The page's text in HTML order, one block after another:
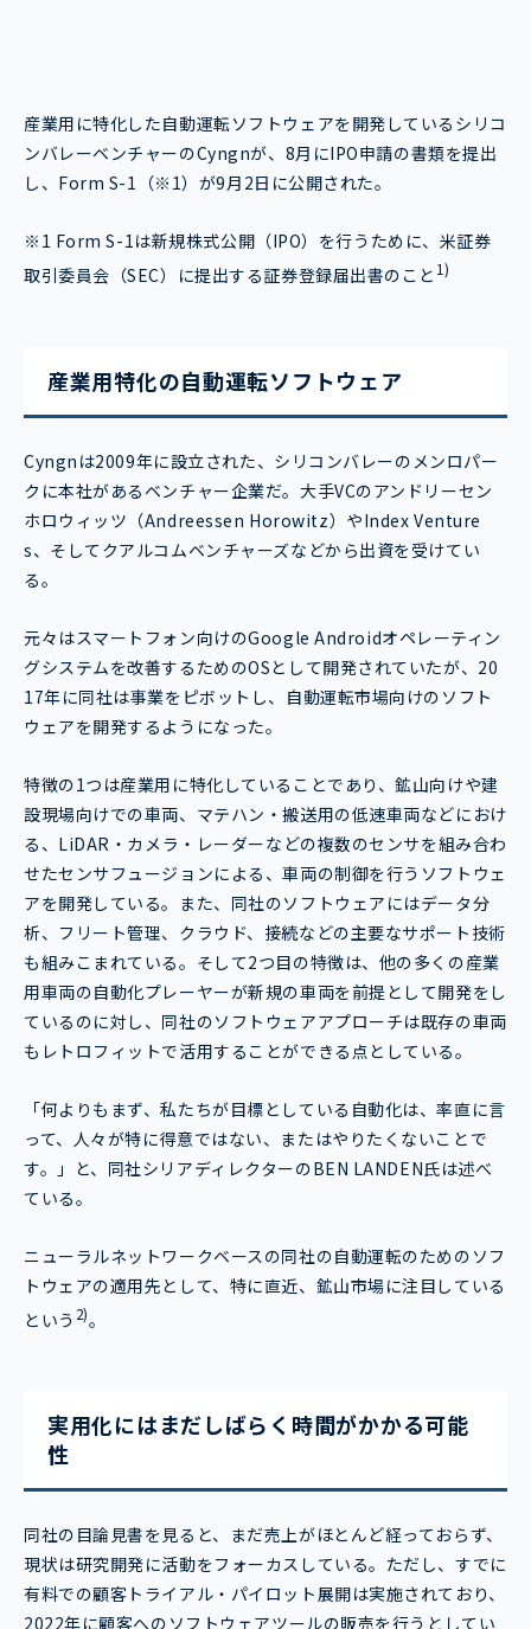
産業用に特化した自動運転ソフトウェアを開発しているシリコ
ンバレーベンチャーのCyngnが、8月にIPO申請の書類を提出
し、Form S-1（※1）が9月2日に公開された。
※1 Form S-1は新規株式公開（IPO）を行うために、米証券
取引委員会（SEC）に提出する証券登録届出書のこと 1)
産業用特化の自動運転ソフトウェア
Cyngnは2009年に設立された、シリコンバレーのメンロパー
クに本社があるベンチャー企業だ。大手VCのアンドリーセン
ホロウィッツ（Andreessen Horowitz）やIndex Venture
s、そしてクアルコムベンチャーズなどから出資を受けてい
る。
元々はスマートフォン向けのGoogle Androidオペレーティン
グシステムを改善するためのOSとして開発されていたが、20
17年に同社は事業をピボットし、自動運転市場向けのソフト
ウェアを開発するようになった。
特徴の1つは産業用に特化していることであり、鉱山向けや建
設現場向けでの車両、マテハン・搬送用の低速車両などにおけ
る、LiDAR・カメラ・レーダーなどの複数のセンサを組み合わ
せたセンサフュージョンによる、車両の制御を行うソフトウェ
アを開発している。また、同社のソフトウェアにはデータ分
析、フリート管理、クラウド、接続などの主要なサポート技術
も組みこまれている。そして2つ目の特徴は、他の多くの産業
用車両の自動化プレーヤーが新規の車両を前提として開発をし
ているのに対し、同社のソフトウェアアプローチは既存の車両
もレトロフィットで活用することができる点としている。
「何よりもまず、私たちが目標としている自動化は、率直に言
って、人々が特に得意ではない、またはやりたくないことで
す。」と、同社シリアディレクターのBEN LANDEN氏は述べ
ている。
ニューラルネットワークベースの同社の自動運転のためのソフ
トウェアの適用先として、特に直近、鉱山市場に注目している
という 2)。
実用化にはまだしばらく時間がかかる可能
性
同社の目論見書を見ると、まだ売上がほとんど経っておらず、
現状は研究開発に活動をフォーカスしている。ただし、すでに
有料での顧客トライアル・パイロット展開は実施されており、
2022年に顧客へのソフトウェアツールの販売を行うとしてい